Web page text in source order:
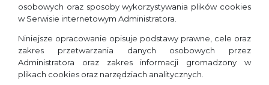
osobowych oraz sposoby wykorzystywania plików cookies
w Serwisie internetowym Administratora.
Niniejsze opracowanie opisuje podstawy prawne, cele oraz
zakres przetwarzania danych osobowych przez
Administratora oraz zakres informacji gromadzony w
plikach cookies oraz narzędziach analitycznych.